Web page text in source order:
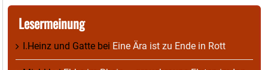
Lesermeinung
I.Heinz und Gatte bei Eine Ära ist zu Ende in Rott